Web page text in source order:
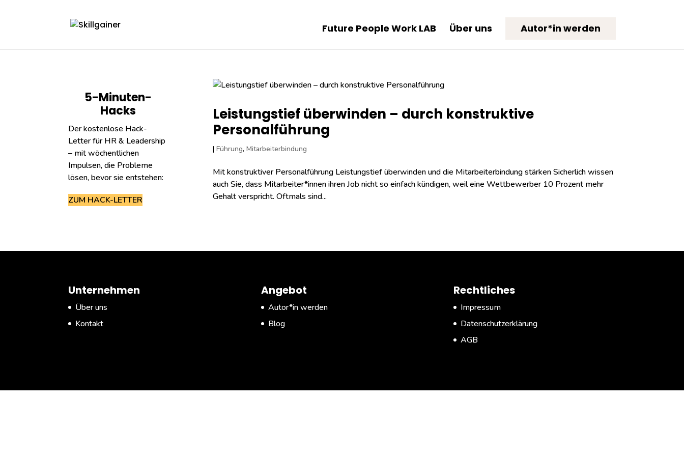
Future People Work LAB Über uns Autor*in werden
Leistungstief überwinden – durch konstruktive
Personalführung
| Führung, Mitarbeiterbindung
Mit konstruktiver Personalführung Leistungstief überwinden und die Mitarbeiterbindung stärken Sicherlich wissen
auch Sie, dass Mitarbeiter*innen ihren Job nicht so einfach kündigen, weil eine Wettbewerber 10 Prozent mehr
Gehalt verspricht. Oftmals sind...
5-Minuten-
Hacks
Der kostenlose Hack-
Letter für HR & Leadership
– mit wöchentlichen
Impulsen, die Probleme
lösen, bevor sie entstehen:
ZUM HACK-LETTER
Unternehmen
Über uns
Kontakt
Angebot
Autor*in werden
Blog
Rechtliches
Impressum
Datenschutzerklärung
AGB